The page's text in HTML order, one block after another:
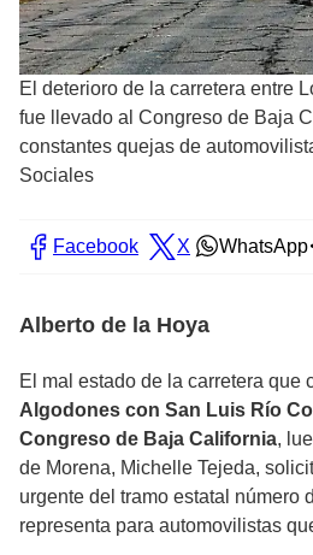
El deterioro de la carretera entre
fue llevado al Congreso de Baja
constantes quejas de
Sociales
Facebook X WhatsApp
Alberto de la Hoya
El mal estado de la carretera que
Algodones con San Luis Río
Congreso de Baja California,
de Morena, Michelle Tejeda,
urgente del tramo estatal número
representa para automovilistas